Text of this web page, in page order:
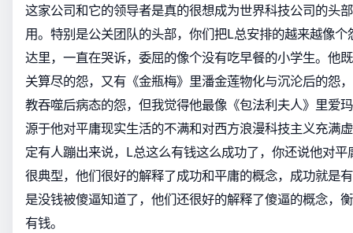
这家公司和它的领导者是真的很想成为世界科技公司的头
用。特别是公关团队的头部，你们把L总安排的越来越像
达里，一直在哭诉，委屈的像个没有吃早餐的小学生。他
关算尽的怨，又有《金瓶梅》里潘金莲物化与沉沦后的怨
教吞噬后病态的怨，但我觉得他最像《包法利夫人》里爱
源于他对平庸现实生活的不满和对西方浪漫科技主义充满
定有人蹦出来说，L总这么有钱这么成功了，你还说他对
很典型，他们很好的解释了成功和平庸的概念，成功就是
是没钱被傻逼知道了，他们还很好的解释了傻逼的概念，
有钱。